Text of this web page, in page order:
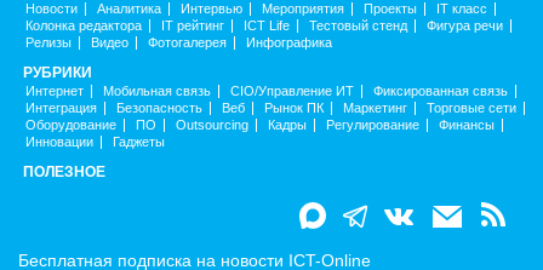
Новости Аналитика Интервью Мероприятия Проекты
IT класс
Колонка редактора
IT рейтинг ICT Life Тестовый стенд
Фигура речи
Релизы
Видео Фотогалерея Инфографика
РУБРИКИ
Интернет Мобильная связь CIO/Управление ИТ
Фиксированная связь
Интеграция
Безопасность Веб Рынок ПК Маркетинг
Торговые сети
Оборудование
ПО Outsourcing Кадры Регулирование
Финансы
Инновации
Гаджеты
ПОЛЕЗНОЕ
Бесплатная подписка на новости ICT-Online